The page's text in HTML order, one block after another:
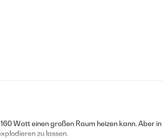
Watt einen großen Raum heizen kann. Aber
zu lassen.